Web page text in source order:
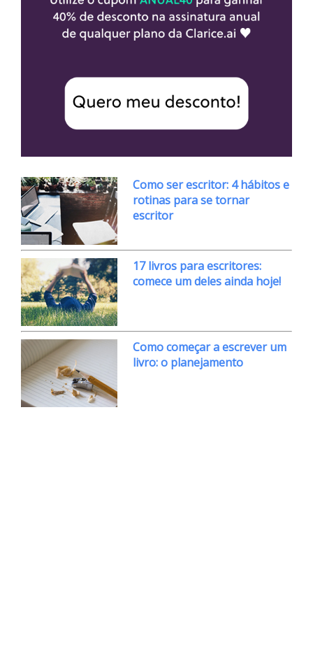
Como ser escritor: 4 hábitos e
rotinas para se tornar
escritor
17 livros para escritores:
comece um deles ainda hoje!
Como começar a escrever um
livro: o planejamento